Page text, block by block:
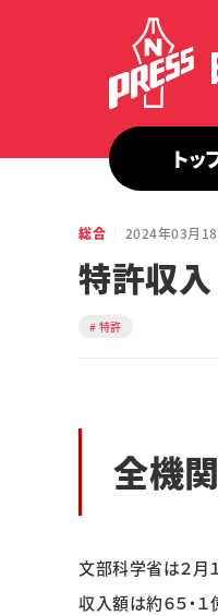
トッ
総合 2024年03月
特許収
特許
全機
文部科学省は２月
収入額は約６５・１